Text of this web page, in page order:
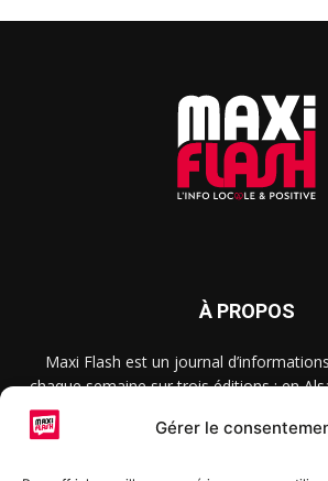
Gérer le
À PROPOS
Maxi Flash est un journal
chaque semaine sur trois éditions : en
2015, dans les secteurs d’Obernai-
2022, et à Colmar, Vignoble et